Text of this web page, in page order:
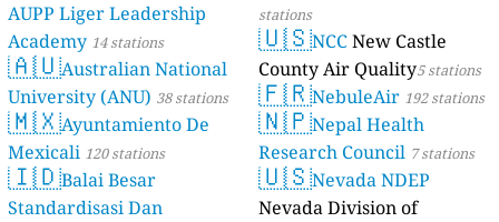
AUPP Liger Leadership
Academy 14 stations
🇦🇺Australian National
University (ANU) 38 stations
🇲🇽Ayuntamiento De
Mexicali 120 stations
🇮🇩Balai Besar
Standardisasi Dan
stations
🇺🇸NCCNew Castle
County Air Quality5 stations
🇫🇷NebuleAir 192 stations
🇳🇵Nepal Health
Research Council 7 stations
🇺🇸Nevada NDEP
Nevada Division of